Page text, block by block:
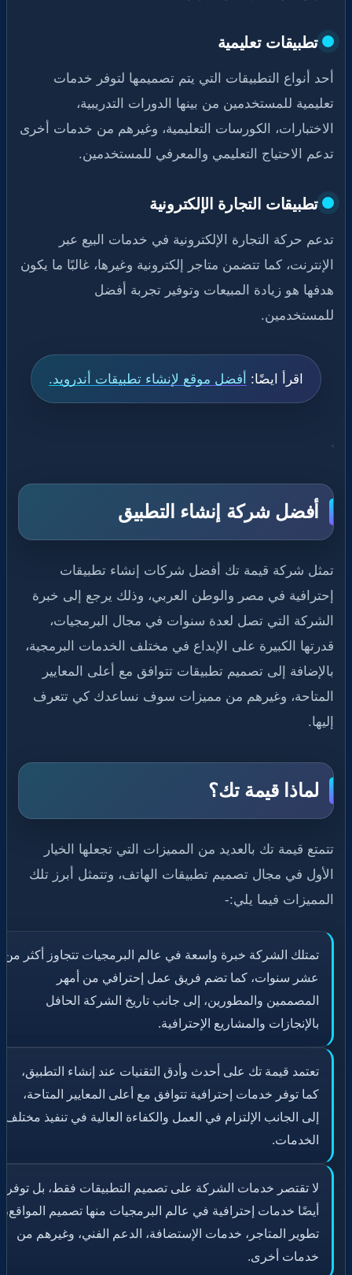
تطبيقات تعليمية
أحد أنواع التطبيقات التي يتم تصميمها لتوفر خدمات
تعليمية للمستخدمين من بينها الدورات التدريبية،
الاختبارات، الكورسات التعليمية، وغيرهم من خدمات أخرى
تدعم الاحتياج التعليمي والمعرفي للمستخدمين.
تطبيقات التجارة الإلكترونية
تدعم حركة التجارة الإلكترونية في خدمات البيع عبر
الإنترنت، كما تتضمن متاجر إلكترونية وغيرها، غالبًا ما يكون
هدفها هو زيادة المبيعات وتوفير تجربة أفضل
للمستخدمين.
اقرأ ايضًا: أفضل موقع لإنشاء تطبيقات أندرويد.
أفضل شركة إنشاء التطبيق
تمثل شركة قيمة تك أفضل شركات إنشاء تطبيقات
إحترافية في مصر والوطن العربي، وذلك يرجع إلى خبرة
الشركة التي تصل لعدة سنوات في مجال البرمجيات،
قدرتها الكبيرة على الإبداع في مختلف الخدمات البرمجية،
بالإضافة إلى تصميم تطبيقات تتوافق مع أعلى المعايير
المتاحة، وغيرهم من مميزات سوف نساعدك كي تتعرف
إليها.
لماذا قيمة تك؟
تتمتع قيمة تك بالعديد من المميزات التي تجعلها الخيار
الأول في مجال تصميم تطبيقات الهاتف، وتتمثل أبرز تلك
المميزات فيما يلي:-
تمتلك الشركة خبرة واسعة في عالم البرمجيات تتجاوز أكثر من
عشر سنوات، كما تضم فريق عمل إحترافي من أمهر
المصممين والمطورين، إلى جانب تاريخ الشركة الحافل
بالإنجازات والمشاريع الإحترافية.
تعتمد قيمة تك على أحدث وأدق التقنيات عند إنشاء التطبيق،
كما توفر خدمات إحترافية تتوافق مع أعلى المعايير المتاحة،
إلى الجانب الإلتزام في العمل والكفاءة العالية في تنفيذ مختلف
الخدمات.
لا تقتصر خدمات الشركة على تصميم التطبيقات فقط، بل توفر
أيضًا خدمات إحترافية في عالم البرمجيات منها تصميم المواقع،
تطوير المتاجر، خدمات الإستضافة، الدعم الفني، وغيرهم من
خدمات أخرى.